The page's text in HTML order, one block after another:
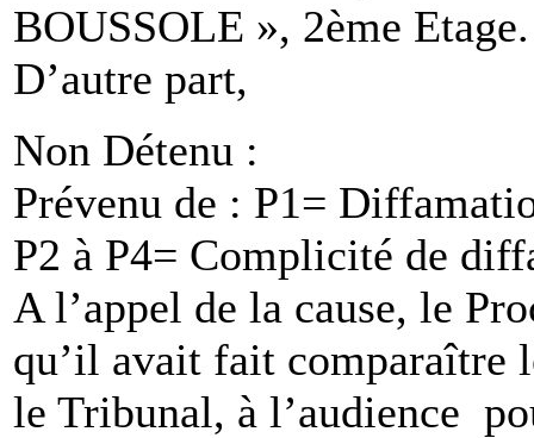
BOUSSOLE », 2ème Etage.
D’autre part,
Non Détenu :
Prévenu de : P1=
P2 à P4= Complicité de
A l’appel de la cause, le
qu’il avait fait comparaître
le Tribunal, à l’audience